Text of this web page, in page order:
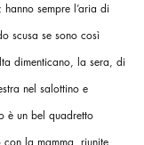
sempre l’aria di
scusa se sono così
dimenticano, la sera, di
nel salottino e
è un bel quadretto
la mamma, riunite